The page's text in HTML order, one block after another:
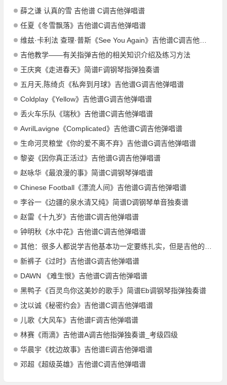
薛之谦 认真的雪 吉他谱 C调吉他弹唱谱
任夏《冬雪飘落》吉他谱C调吉他弹唱谱
维兹·卡利法 查理·普斯《See You Again》吉他谱C调吉他指弹独奏谱
吉他教学——有关指弹吉他的相关知识介绍及练习方法
王庆爽《走进春天》简谱F调钢琴指弹独奏谱
五月天,陈绮贞《私奔到月球》吉他谱G调吉他弹唱谱
Coldplay《Yellow》吉他谱G调吉他弹唱谱
丢火车乐队《瑞秋》吉他谱C调吉他弹唱谱
AvrilLavigne《Complicated》吉他谱C调吉他弹唱谱
生命河灵粮堂《你的爱不离不弃》吉他谱G调吉他弹唱谱
黎姿《因你真正活过》吉他谱G调吉他弹唱谱
赵咏华《最浪漫的事》简谱C调钢琴弹唱谱
Chinese Football《漂流人间》吉他谱G调吉他弹唱谱
李谷一《边疆的泉水清又纯》简谱D调钢琴单音独奏谱
赵雷《十九岁》吉他谱C调吉他弹唱谱
钟明秋《水中花》吉他谱C调吉他弹唱谱
其他：很多人都说学吉他基本功一定要练扎实，但是吉他的基本功究竟有哪些啊？
新裤子《过时》吉他谱G调吉他弹唱谱
DAWN 《难生恨》吉他谱C调吉他弹唱谱
黑鸭子《百灵鸟你这美妙的歌手》简谱Eb调钢琴指弹独奏谱
沈以诚《秘密约会》吉他谱C调吉他弹唱谱
儿歌《大风车》吉他谱F调吉他弹唱谱
林赛《雨滴》吉他谱A调吉他指弹独奏谱_考级四级
华晨宇《枕边故事》吉他谱E调吉他弹唱谱
邓超《超级英雄》吉他谱C调吉他弹唱谱